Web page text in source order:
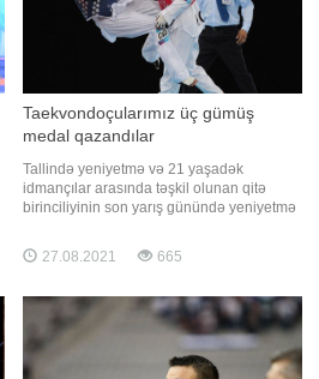
Taekvondoçularımız üç gümüş
medal qazandılar
Tallində yeniyetmə və 21 yaşadək
idmançılar arasında təşkil olunan qitə
birinciliyinin son yarış günündə yeniyetmə
gümüş medal əlavə ediblər. xəbər verir ki,
yeniyetmə milli komandamızın üzvləri Vasif
(53 kiloqram) və Nərgi
27.08.2021 665